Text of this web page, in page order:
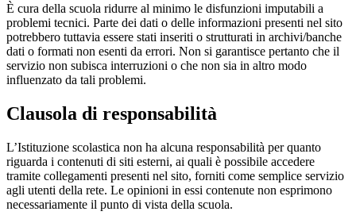
È cura della scuola ridurre al minimo le disfunzioni imputabili a
problemi tecnici. Parte dei dati o delle informazioni presenti nel sito
potrebbero tuttavia essere stati inseriti o strutturati in archivi/banche
dati o formati non esenti da errori. Non si garantisce pertanto che il
servizio non subisca interruzioni o che non sia in altro modo
influenzato da tali problemi.
Clausola di responsabilità
L’Istituzione scolastica non ha alcuna responsabilità per quanto
riguarda i contenuti di siti esterni, ai quali è possibile accedere
tramite collegamenti presenti nel sito, forniti come semplice servizio
agli utenti della rete. Le opinioni in essi contenute non esprimono
necessariamente il punto di vista della scuola.